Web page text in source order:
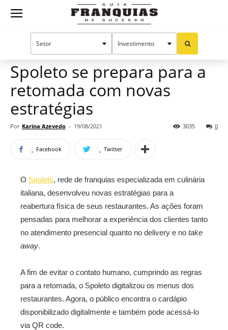
Guia
Mercado de franquias
Spoleto se prepara para a
retomada com novas
estratégias
Por Karina Azevedo - 19/08/2021 0
3035
Facebook Twitter
O Spoleto, rede de franquias especializada em culinária
italiana, desenvolveu novas estratégias para a
reabertura física de seus restaurantes. As ações foram
pensadas para melhorar a experiência dos clientes tanto
no atendimento presencial quanto no delivery e no take
away.
A fim de evitar o contato humano, cumprindo as regras
para a retomada, o Spoleto digitalizou os menus dos
restaurantes. Agora, o público encontra o cardápio
disponibilizado digitalmente e também pode acessá-lo
via QR code.